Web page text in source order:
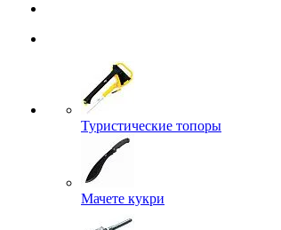
Туристические топоры
Мачете кукри